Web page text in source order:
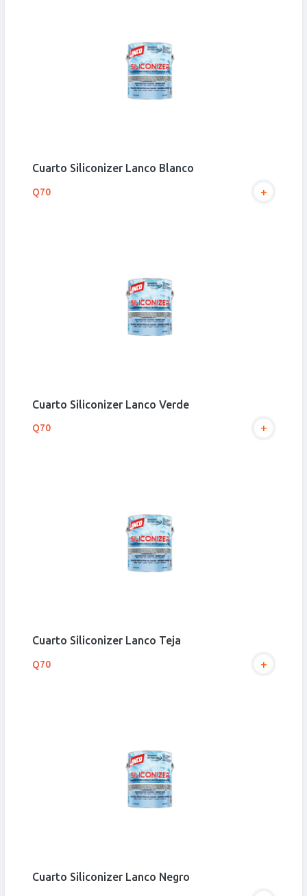
Cuarto Siliconizer Lanco Blanco
Q70 +
Cuarto Siliconizer Lanco Verde
Q70 +
Cuarto Siliconizer Lanco Teja
Q70 +
Cuarto Siliconizer Lanco Negro